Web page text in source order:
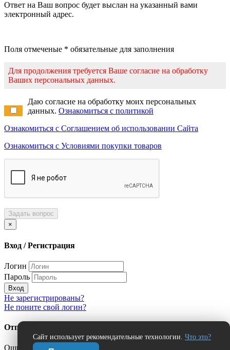
Сайт использует рекомендательные технологии. Что это?
Ответ на Ваш вопрос будет выслан на указанный вами
электронный адрес.
Поля отмеченые * обязательные для заполнения
Для продолжения требуется Ваше согласие на обработку
Ваших персональных данных.
Даю согласие на обработку моих персональных
данных. Ознакомиться с политикой
Ознакомиться с Соглашением об использовании Сайта
Ознакомиться с Условиями покупки товаров
Задать вопрос
×
Вход / Регистрация
Логин
Пароль
Вход
Не зарегистрированы?
Не поните свой логин?
Отправить сообщение об ошибке?
Ошибка: